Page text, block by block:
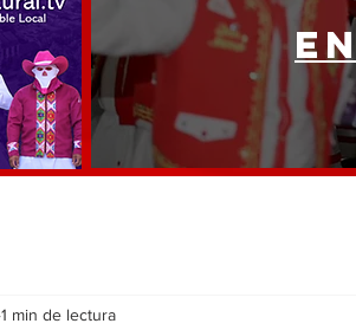
1 min de lectura